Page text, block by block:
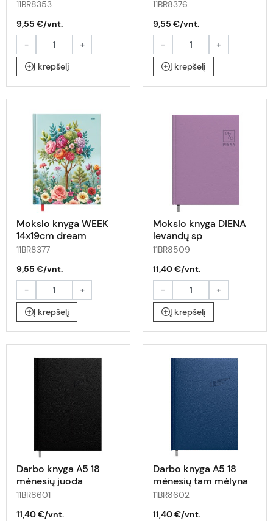
11BR8353
9,55 €/vnt.
-
+
Į krepšelį
blossom
11BR8376
9,55 €/vnt.
-
+
Į krepšelį
Mokslo knyga WEEK
14x19cm dream
11BR8377
9,55 €/vnt.
-
+
Į krepšelį
Mokslo knyga DIENA
levandų sp
11BR8509
11,40 €/vnt.
-
+
Į krepšelį
Darbo knyga A5 18
mėnesių juoda
11BR8601
11,40 €/vnt.
Darbo knyga A5 18
mėnesių tam mėlyna
11BR8602
11,40 €/vnt.